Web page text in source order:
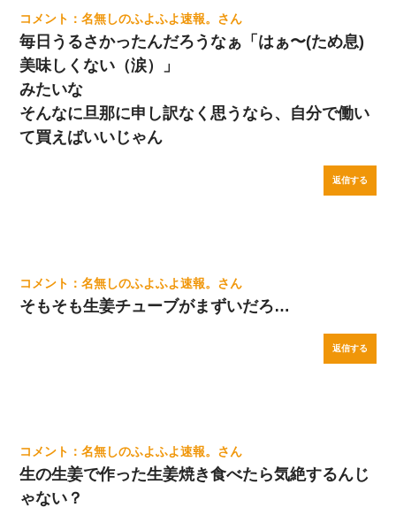
名無しのふよふよ速報。
毎日うるさかったんだろうなぁ「はぁ〜(ため息)
美味しくない（涙）」
みたいな
そんなに旦那に申し訳なく思うなら、自分で働い
て買えばいいじゃん
返信する
名無しのふよふよ速報。
そもそも生姜チューブがまずいだろ…
返信する
名無しのふよふよ速報。
生の生姜で作った生姜焼き食べたら気絶するんじ
ゃない？